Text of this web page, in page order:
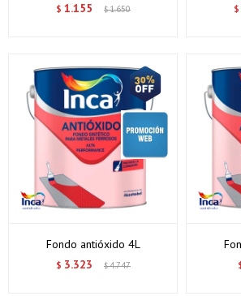
$ 1.155 $1.650 $
Fondo antióxido 4L
$ 3.323 $4.747